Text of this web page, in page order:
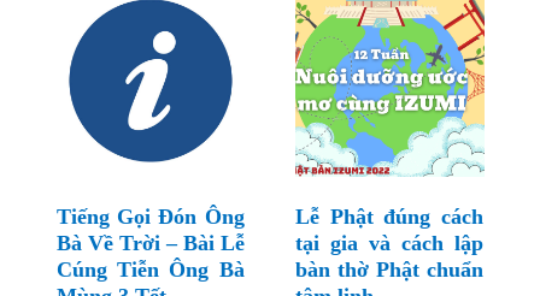
Tiếng Gọi Đón Ông
Bà Về Trời – Bài Lễ
Cúng Tiễn Ông Bà
Lễ Phật đúng cách
tại gia và cách lập
bàn thờ Phật chuẩn